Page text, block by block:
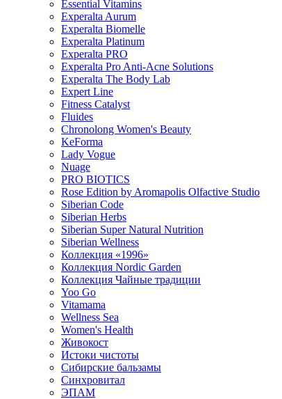
Essential Vitamins
Experalta Aurum
Experalta Biomelle
Experalta Platinum
Experalta PRO
Experalta Pro Anti-Acne Solutions
Experalta The Body Lab
Expert Line
Fitness Catalyst
Fluides
Chronolong Women's Beauty
KeForma
Lady Vogue
Nuage
PRO BIOTICS
Rose Edition by Aromapolis Olfactive Studio
Siberian Code
Siberian Herbs
Siberian Super Natural Nutrition
Siberian Wellness
Коллекция «1996»
Коллекция Nordic Garden
Коллекция Чайные традиции
Yoo Go
Vitamama
Wellness Sea
Women's Health
Живокост
Истоки чистоты
Сибирские бальзамы
Синхровитал
ЭПАМ